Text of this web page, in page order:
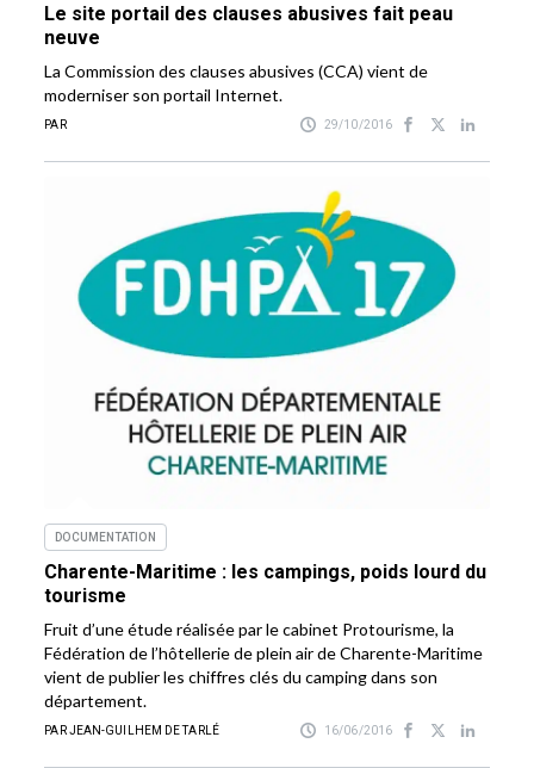
Le site portail des clauses abusives fait peau
neuve
La Commission des clauses abusives (CCA) vient de
moderniser son portail Internet.
PAR 29/10/2016
DOCUMENTATION
Charente-Maritime : les campings, poids lourd du
tourisme
Fruit d’une étude réalisée par le cabinet Protourisme, la
Fédération de l’hôtellerie de plein air de Charente-Maritime
vient de publier les chiffres clés du camping dans son
département.
PAR JEAN-GUILHEM DE TARLÉ 16/06/2016